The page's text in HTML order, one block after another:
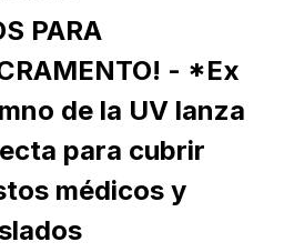
PARA
- *Ex
de la UV lanza
para cubrir
médicos y